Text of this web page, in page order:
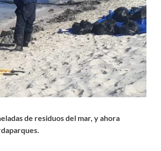
de residuos del mar, y ahora